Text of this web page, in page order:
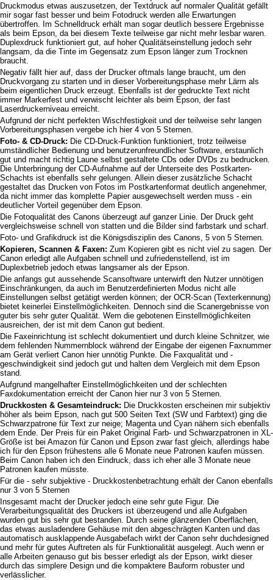
Druckmodus etwas auszusetzen, der Textdruck auf normaler Qualität gefällt
mir sogar fast besser und beim Fotodruck werden alle Erwartungen
übertroffen. Im Schnelldruck erhält man sogar deutlich bessere Ergebnisse
als beim Epson, da bei diesem Texte teilweise gar nicht mehr lesbar waren.
Duplexdruck funktioniert gut, auf hoher Qualitätseinstellung jedoch sehr
langsam, da die Tinte im Gegensatz zum Epson länger zum Trocknen
braucht.
Negativ fällt hier auf, dass der Drucker oftmals lange braucht, um den
Druckvorgang zu starten und in dieser Vorbereitungsphase mehr Lärm als
beim eigentlichen Druck erzeugt. Ebenfalls ist der gedruckte Text nicht
immer Markerfest und verwischt leichter als beim Epson, der fast
Laserdruckerniveau erreicht.
Aufgrund der nicht perfekten Wischfestigkeit und der teilweise sehr langen
Vorbereitungsphasen vergebe ich hier 4 von 5 Sternen.
Foto- & CD-Druck: Die CD-Druck-Funktion funktioniert, trotz teilweise
umständlicher Bedienung und benutzerunfreundlicher Software, erstaunlich
gut und macht richtig Laune selbst gestaltete CDs oder DVDs zu bedrucken.
Die Unterbringung der CD-Aufnahme auf der Unterseite des Postkarten-
Schachts ist ebenfalls sehr gelungen. Allein dieser zusätzliche Schacht
gestaltet das Drucken von Fotos im Postkartenformat deutlich angenehmer,
da nicht immer das komplette Papier ausgewechselt werden muss - ein
deutlicher Vorteil gegenüber dem Epson.
Die Fotoqualität des Canons überzeugt auf ganzer Linie. Der Druck geht
vergleichsweise schnell von statten und die Bilder sind farbstark und scharf.
Foto- und Grafikdruck ist die Königsdisziplin des Canons, 5 von 5 Sternen.
Kopieren, Scannen & Faxen: Zum Kopieren gibt es nicht viel zu sagen. Der
Canon erledigt alle Aufgaben schnell und zufriedenstellend, ist im
Duplexbetrieb jedoch etwas langsamer als der Epson.
Die anfangs gut aussehende Scansoftware unterwirft den Nutzer unnötigen
Einschränkungen, da auch im Benutzerdefinierten Modus nicht alle
Einstellungen selbst getätigt werden können; der OCR-Scan (Texterkennung)
bietet keinerlei Einstellmöglichkeiten. Dennoch sind die Scanergebnisse von
guter bis sehr guter Qualität. Wem die gebotenen Einstellmöglichkeiten
ausreichen, der ist mit dem Canon gut bedient.
Die Faxeinrichtung ist schlecht dokumentiert und durch kleine Schnitzer, wie
dem fehlenden Nummernblock während der Eingabe der eigenen Faxnummer
am Gerät verliert Canon hier unnötig Punkte. Die Faxqualität und -
geschwindigkeit sind jedoch gut und halten dem Vergleich mit dem Epson
stand.
Aufgrund mangelhafter Einstellmöglichkeiten und der schlechten
Faxdokumentation erreicht der Canon hier nur 3 von 5 Sternen.
Druckkosten & Gesamteindruck: Die Druckkosten erscheinen mir subjektiv
höher als beim Epson, nach gut 500 Seiten Text (SW und Farbtext) ging die
Schwarzpatrone für Text zur neige; Magenta und Cyan nähern sich ebenfalls
dem Ende. Der Preis für ein Paket Original Farb- und Schwarzpatronen in XL-
Größe ist bei Amazon für Canon und Epson zwar fast gleich, allerdings habe
ich für den Epson frühestens alle 6 Monate neue Patronen kaufen müssen.
Beim Canon haben ich den Eindruck, dass ich eher alle 3 Monate neue
Patronen kaufen müsste.
Für die - sehr subjektive - Druckkostenbetrachtung erhält der Canon ebenfalls
nur 3 von 5 Sternen
Insgesamt macht der Drucker jedoch eine sehr gute Figur. Die
Verarbeitungsqualität des Druckers ist überzeugend und alle Aufgaben
wurden gut bis sehr gut bestanden. Durch seine glänzenden Oberflächen,
das etwas ausladendere Gehäuse mit den abgeschrägten Kanten und das
automatisch ausklappende Ausgabefach wirkt der Canon sehr duchdesigned
und mehr für gutes Auftreten als für Funktionalität ausgelegt. Auch wenn er
alle Arbeiten genauso gut bis besser erledigt als der Epson, wirkt dieser
durch das simplere Design und die kompaktere Bauform robuster und
verlässlicher.